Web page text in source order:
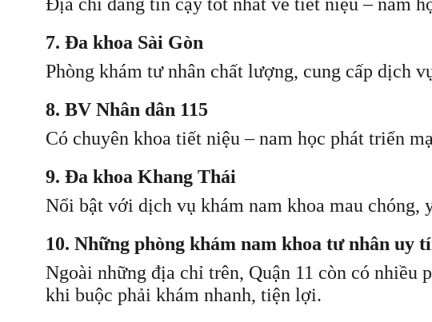
7. Đa khoa Sài Gòn
Phòng khám tư nhân chất lượng, cung cấp dịch
8. BV Nhân dân 115
Có chuyên khoa tiết niệu – nam học phát triển
9. Đa khoa Khang Thái
Nổi bật với dịch vụ khám nam khoa mau chóng,
10. Những phòng khám nam khoa tư nhân uy
Ngoài những địa chỉ trên, Quận 11 còn có nhiều
khi buộc phải khám nhanh, tiện lợi.